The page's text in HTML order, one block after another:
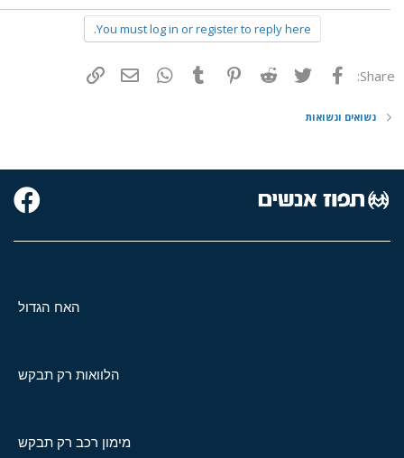
You must log in or register to reply here.
Share: פייסבוק Twitter
Reddit
Pinterest
Tumblr
WhatsAppדואר אלקטרוני
נשואים ונשואות
האח הגדול
הלוואות רק תבקש
מימון רכב רק תבקש